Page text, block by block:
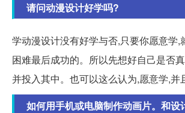
请问动漫设计好学吗?
学动漫设计没有好学与否,只要你愿意学,
困难最后成功的。所以先想好自己是否
并投入其中。也可以这么认为,愿意学,并
如何用手机或电脑制作动画片。和设